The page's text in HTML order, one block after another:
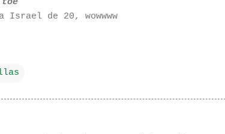
Israel de 20, wowwww